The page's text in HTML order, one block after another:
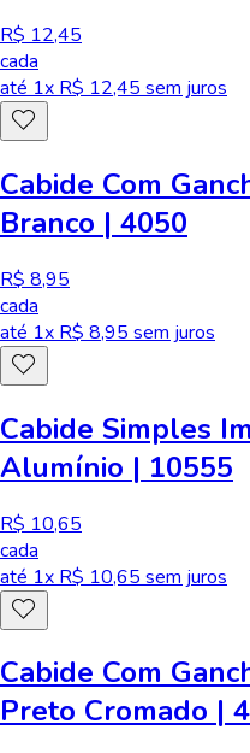
R$ 12,45
cada
até 1x R$ 12,45 sem juros
Cabide Com
Branco | 4050
R$ 8,95
cada
até 1x R$ 8,95 sem juros
Cabide Simples
Alumínio | 10555
R$ 10,65
cada
até 1x R$ 10,65 sem juros
Cabide Com
Preto Cromado |